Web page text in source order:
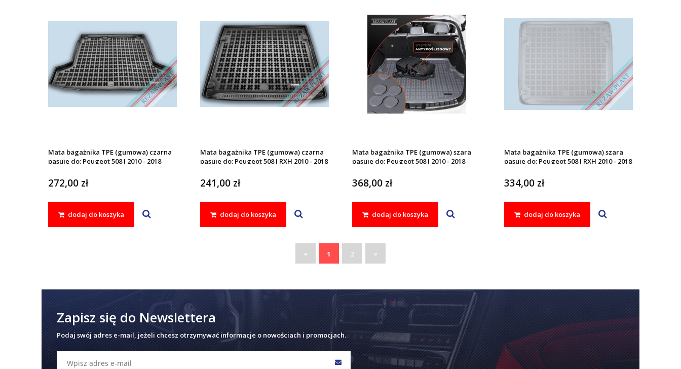
Mata bagażnika TPE (gumowa) czarna
pasuje do: Peugeot 508 I 2010 - 2018
272,00 zł
dodaj do koszyka
Mata bagażnika TPE (gumowa) czarna
pasuje do: Peugeot 508 I RXH 2010 - 2018
241,00 zł
dodaj do koszyka
Mata bagażnika TPE (gumowa) szara
pasuje do: Peugeot 508 I 2010 - 2018
368,00 zł
dodaj do koszyka
Mata bagażnika TPE (gumowa) szara
pasuje do: Peugeot 508 I RXH 2010 - 2018
334,00 zł
dodaj do koszyka
« 1 2 »
Zapisz się do Newslettera
Podaj swój adres e-mail, jeżeli chcesz otrzymywać informacje o nowościach i promocjach.